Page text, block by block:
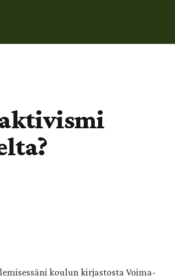
koulun kirjastosta Voima-